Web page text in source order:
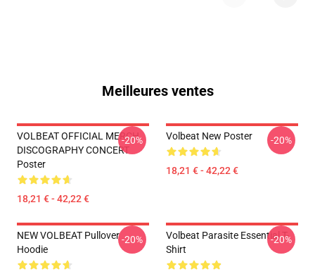
Meilleures ventes
VOLBEAT OFFICIAL MERCH
DISCOGRAPHY CONCERT
Poster
18,21 € - 42,22 €
-20% Volbeat New Poster
18,21 € - 42,22 €
-20%
NEW VOLBEAT Pullover
Hoodie
-20%
Volbeat Parasite Essential T-
Shirt
-20%